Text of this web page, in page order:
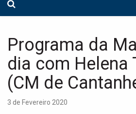
Programa da
dia com Helena
(CM de
3 de Fevereiro 2020